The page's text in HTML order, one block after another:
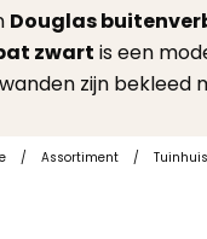
Douglas
zwart is een
zijn bekleed
/ Assortiment /